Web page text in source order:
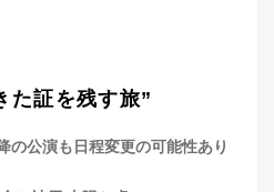
た証を残す旅”
の公演も日程変更の可能性あり